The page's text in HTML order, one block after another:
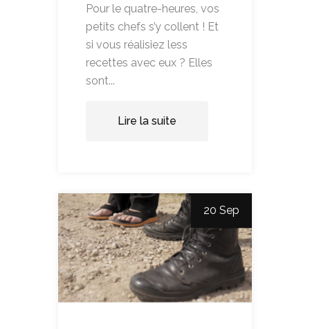
Pour le quatre-heures, vos
petits chefs s’y collent ! Et
si vous réalisiez less
recettes avec eux ? Elles
sont...
Lire la suite
20 Sep